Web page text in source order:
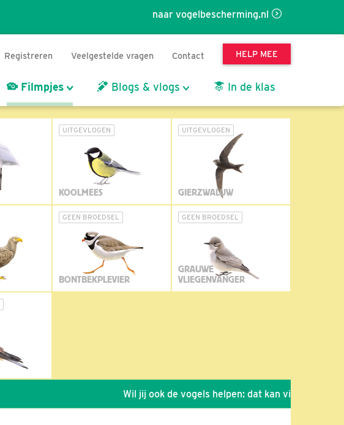
naar vogelbescherming.nl
Registreren Veelgestelde vragen Contact HELP MEE
Filmpjes Blogs & vlogs In de klas
UITGEVLOGEN
KOOLMEES
UITGEVLOGEN
GIERZWALUW
GEEN BROEDSEL
BONTBEKPLEVIER
GEEN BROEDSEL
GRAUWE
VLIEGENVANGER
Wil jij ook de vogels helpen: dat kan via de link!